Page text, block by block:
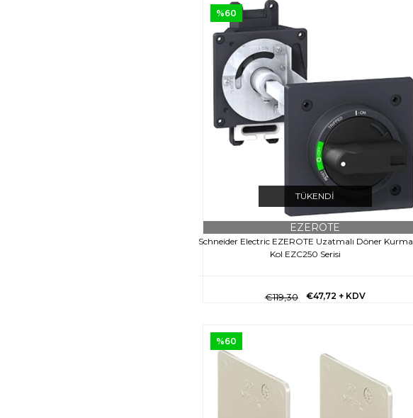
TÜKENDI
Schneider Electric EZEROTE Uzatmalı Döner Kurma
Kol EZC250 Serisi
EZEROTE
€47,72 + KDV
€119,30
%60
%60